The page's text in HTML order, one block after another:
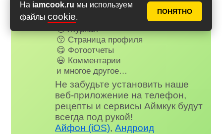
На iamcook.ru мы используем
файлы cookie.
ПОНЯТНО
📌 Книга рецептов
🤩 Планер питания
🤓 Журнал
😗 Страница профиля
😋 Фотоотчеты
😃 Комментарии
и многое другое…
Не забудьте установить наше
веб-приложение на телефон,
рецепты и сервисы Аймкук будут
всегда под рукой!
Айфон (iOS),Андроид